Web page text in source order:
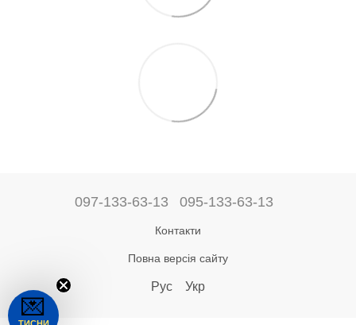
097-133-63-13 095-133-63-13
Контакти
Повна версія сайту
Рус Укр
💌